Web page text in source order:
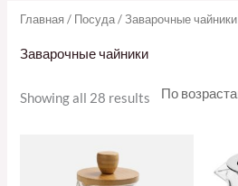
Главная / Посуда/ Заварочные чайники
Заварочные чайники
Showing all 28 results